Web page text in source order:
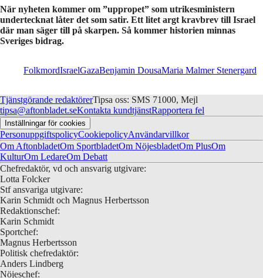
När nyheten kommer om ”uppropet” som utrikesministern
undertecknat låter det som satir. Ett litet argt kravbrev till Israel
där man säger till på skarpen. Så kommer historien minnas
Sveriges bidrag.
FolkmordIsraelGazaBenjamin DousaMaria Malmer Stenergard
Tjänstgörande redaktörerTipsa oss: SMS 71000, Mejl
tipsa@aftonbladet.seKontakta kundtjänstRapportera fel
Inställningar för cookies
PersonuppgiftspolicyCookiepolicyAnvändarvillkor
Om AftonbladetOm SportbladetOm NöjesbladetOm PlusOm
KulturOm LedareOm Debatt
Chefredaktör, vd och ansvarig utgivare:
Lotta Folcker
Stf ansvariga utgivare:
Karin Schmidt och Magnus Herbertsson
Redaktionschef:
Karin Schmidt
Sportchef:
Magnus Herbertsson
Politisk chefredaktör:
Anders Lindberg
Nöjeschef: